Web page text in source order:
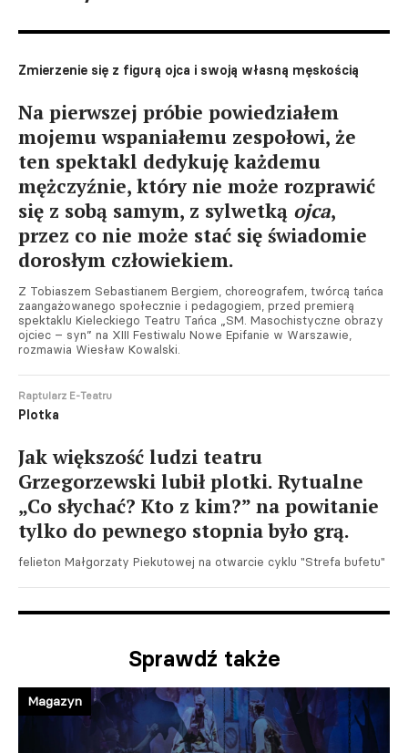
Zmierzenie się z figurą ojca i swoją własną męskością
Na pierwszej próbie powiedziałem
mojemu wspaniałemu zespołowi, że
ten spektakl dedykuję każdemu
mężczyźnie, który nie może rozprawić
się z sobą samym, z sylwetką ojca,
przez co nie może stać się świadomie
dorosłym człowiekiem.
Z Tobiaszem Sebastianem Bergiem, choreografem, twórcą tańca
zaangażowanego społecznie i pedagogiem, przed premierą
spektaklu Kieleckiego Teatru Tańca „SM. Masochistyczne obrazy
ojciec – syn” na XIII Festiwalu Nowe Epifanie w Warszawie,
rozmawia Wiesław Kowalski.
Raptularz E-Teatru
Plotka
Jak większość ludzi teatru
Grzegorzewski lubił plotki. Rytualne
„Co słychać? Kto z kim?” na powitanie
tylko do pewnego stopnia było grą.
felieton Małgorzaty Piekutowej na otwarcie cyklu "Strefa bufetu"
Sprawdź także
Magazyn